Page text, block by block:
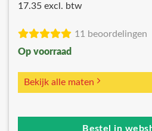
17.35 excl. btw
11 beoordelingen
Op voorraad
Bekijk alle maten
Bestel in